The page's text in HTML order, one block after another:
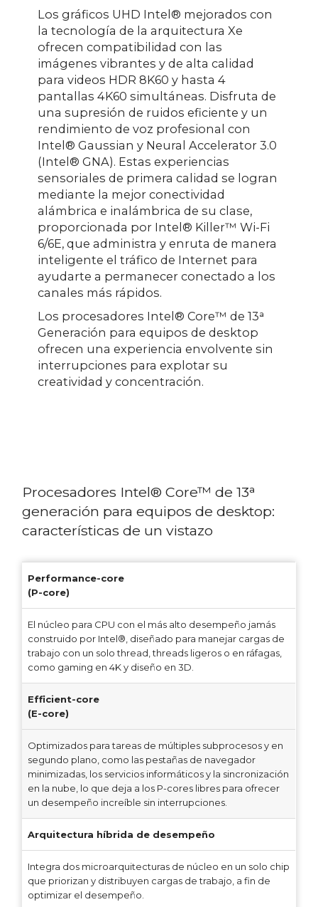
Los gráficos UHD Intel® mejorados con
la tecnología de la arquitectura Xe
ofrecen compatibilidad con las
imágenes vibrantes y de alta calidad
para videos HDR 8K60 y hasta 4
pantallas 4K60 simultáneas. Disfruta de
una supresión de ruidos eficiente y un
rendimiento de voz profesional con
Intel® Gaussian y Neural Accelerator 3.0
(Intel® GNA). Estas experiencias
sensoriales de primera calidad se logran
mediante la mejor conectividad
alámbrica e inalámbrica de su clase,
proporcionada por Intel® Killer™ Wi-Fi
6/6E, que administra y enruta de manera
inteligente el tráfico de Internet para
ayudarte a permanecer conectado a los
canales más rápidos.
Los procesadores Intel® Core™ de 13ᵃ
Generación para equipos de desktop
ofrecen una experiencia envolvente sin
interrupciones para explotar su
creatividad y concentración.
Procesadores Intel® Core™ de 13ᵃ
generación para equipos de desktop:
características de un vistazo
Performance-core
(P-core)
El núcleo para CPU con el más alto desempeño jamás
construido por Intel®, diseñado para manejar cargas de
trabajo con un solo thread, threads ligeros o en ráfagas,
como gaming en 4K y diseño en 3D.
Efficient-core
(E-core)
Optimizados para tareas de múltiples subprocesos y en
segundo plano, como las pestañas de navegador
minimizadas, los servicios informáticos y la sincronización
en la nube, lo que deja a los P-cores libres para ofrecer
un desempeño increíble sin interrupciones.
Arquitectura híbrida de desempeño
Integra dos microarquitecturas de núcleo en un solo chip
que priorizan y distribuyen cargas de trabajo, a fin de
optimizar el desempeño.